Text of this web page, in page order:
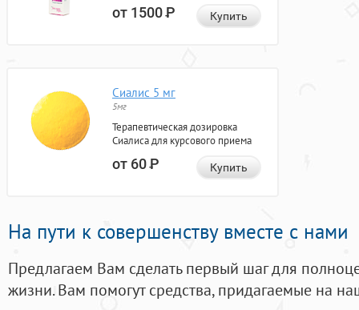
от 1500Р Купить
Сиалис 5 мг
5мг
Терапевтическая дозировка
Сиалиса для курсового приема
от 60Р Купить
На пути к совершенству вместе с нами
Предлагаем Вам сделать первый шаг для
жизни. Вам помогут средства, придагаемые на